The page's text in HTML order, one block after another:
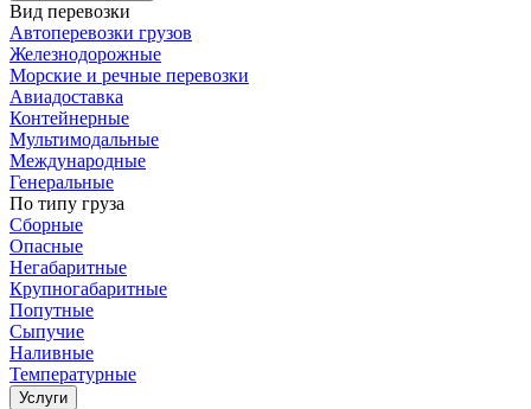
Вид перевозки
Автоперевозки грузов
Железнодорожные
Морские и речные перевозки
Авиадоставка
Контейнерные
Мультимодальные
Международные
Генеральные
По типу груза
Сборные
Опасные
Негабаритные
Крупногабаритные
Попутные
Сыпучие
Наливные
Температурные
Услуги